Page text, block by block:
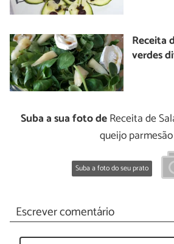
Receita
verdes
Suba a sua foto deReceita de
queijo parmesão
Suba a foto do seu prato
Escrever comentário